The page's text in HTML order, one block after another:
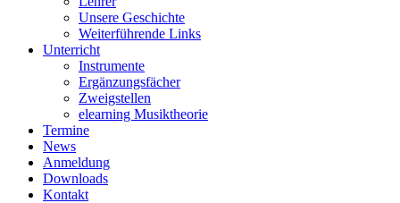
Unsere Geschichte
Weiterführende Links
Unterricht
Instrumente
Ergänzungsfächer
Zweigstellen
elearning Musiktheorie
Termine
News
Anmeldung
Downloads
Kontakt